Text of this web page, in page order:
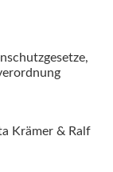
Krämer & Ralf